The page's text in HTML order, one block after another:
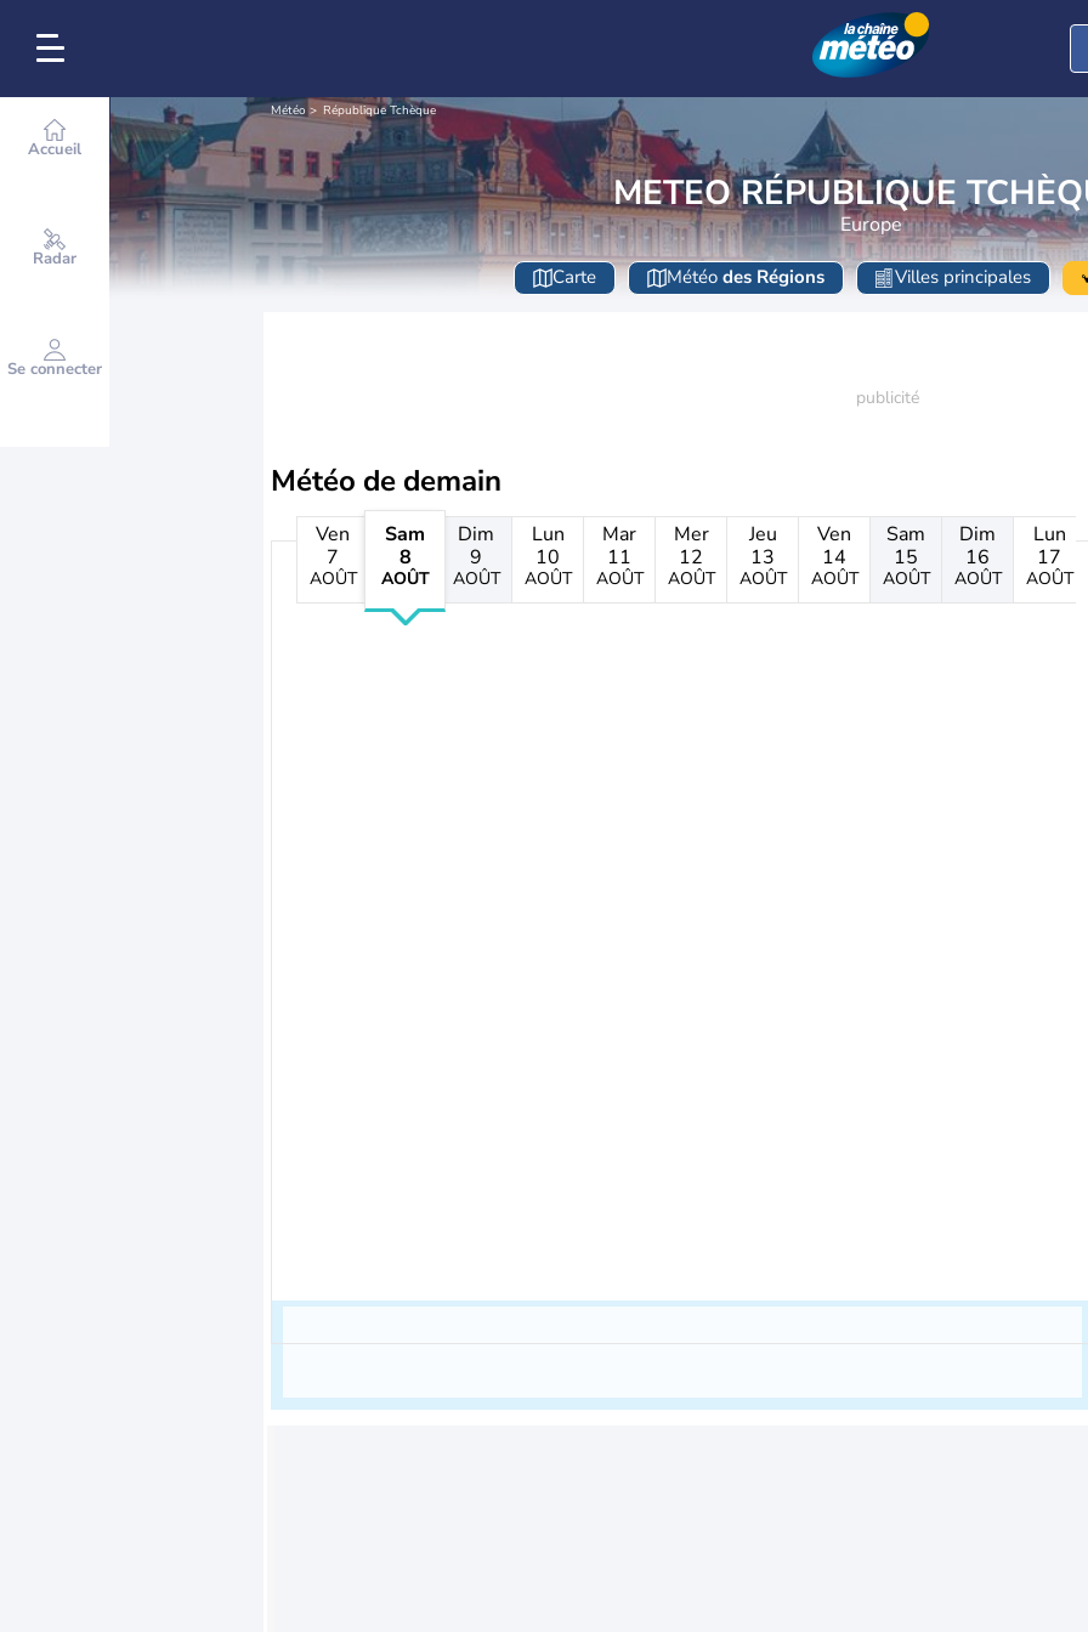
Accueil
Radar
Se connecter
Météo République Tchèque
METEO RÉPUBLIQUE
Europe
Carte Météo des Régions Villes principales
Météo de demain
Ven
7
AOÛT
Sam
8
AOÛT
Dim
9
AOÛT
Lun
10
AOÛT
Mar
11
AOÛT
Mer
12
AOÛT
Jeu
13
AOÛT
Ven
14
AOÛT
Sam
15
AOÛT
Dim
16
AOÛT
Lun
17
AOÛT